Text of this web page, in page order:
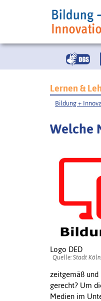
Lernen &
Bildung +
Welche
Logo DED
Quelle: Stadt Köln
zeitgemäß
gerecht? Um
Medien im